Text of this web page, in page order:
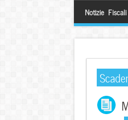
Notizie Fiscali